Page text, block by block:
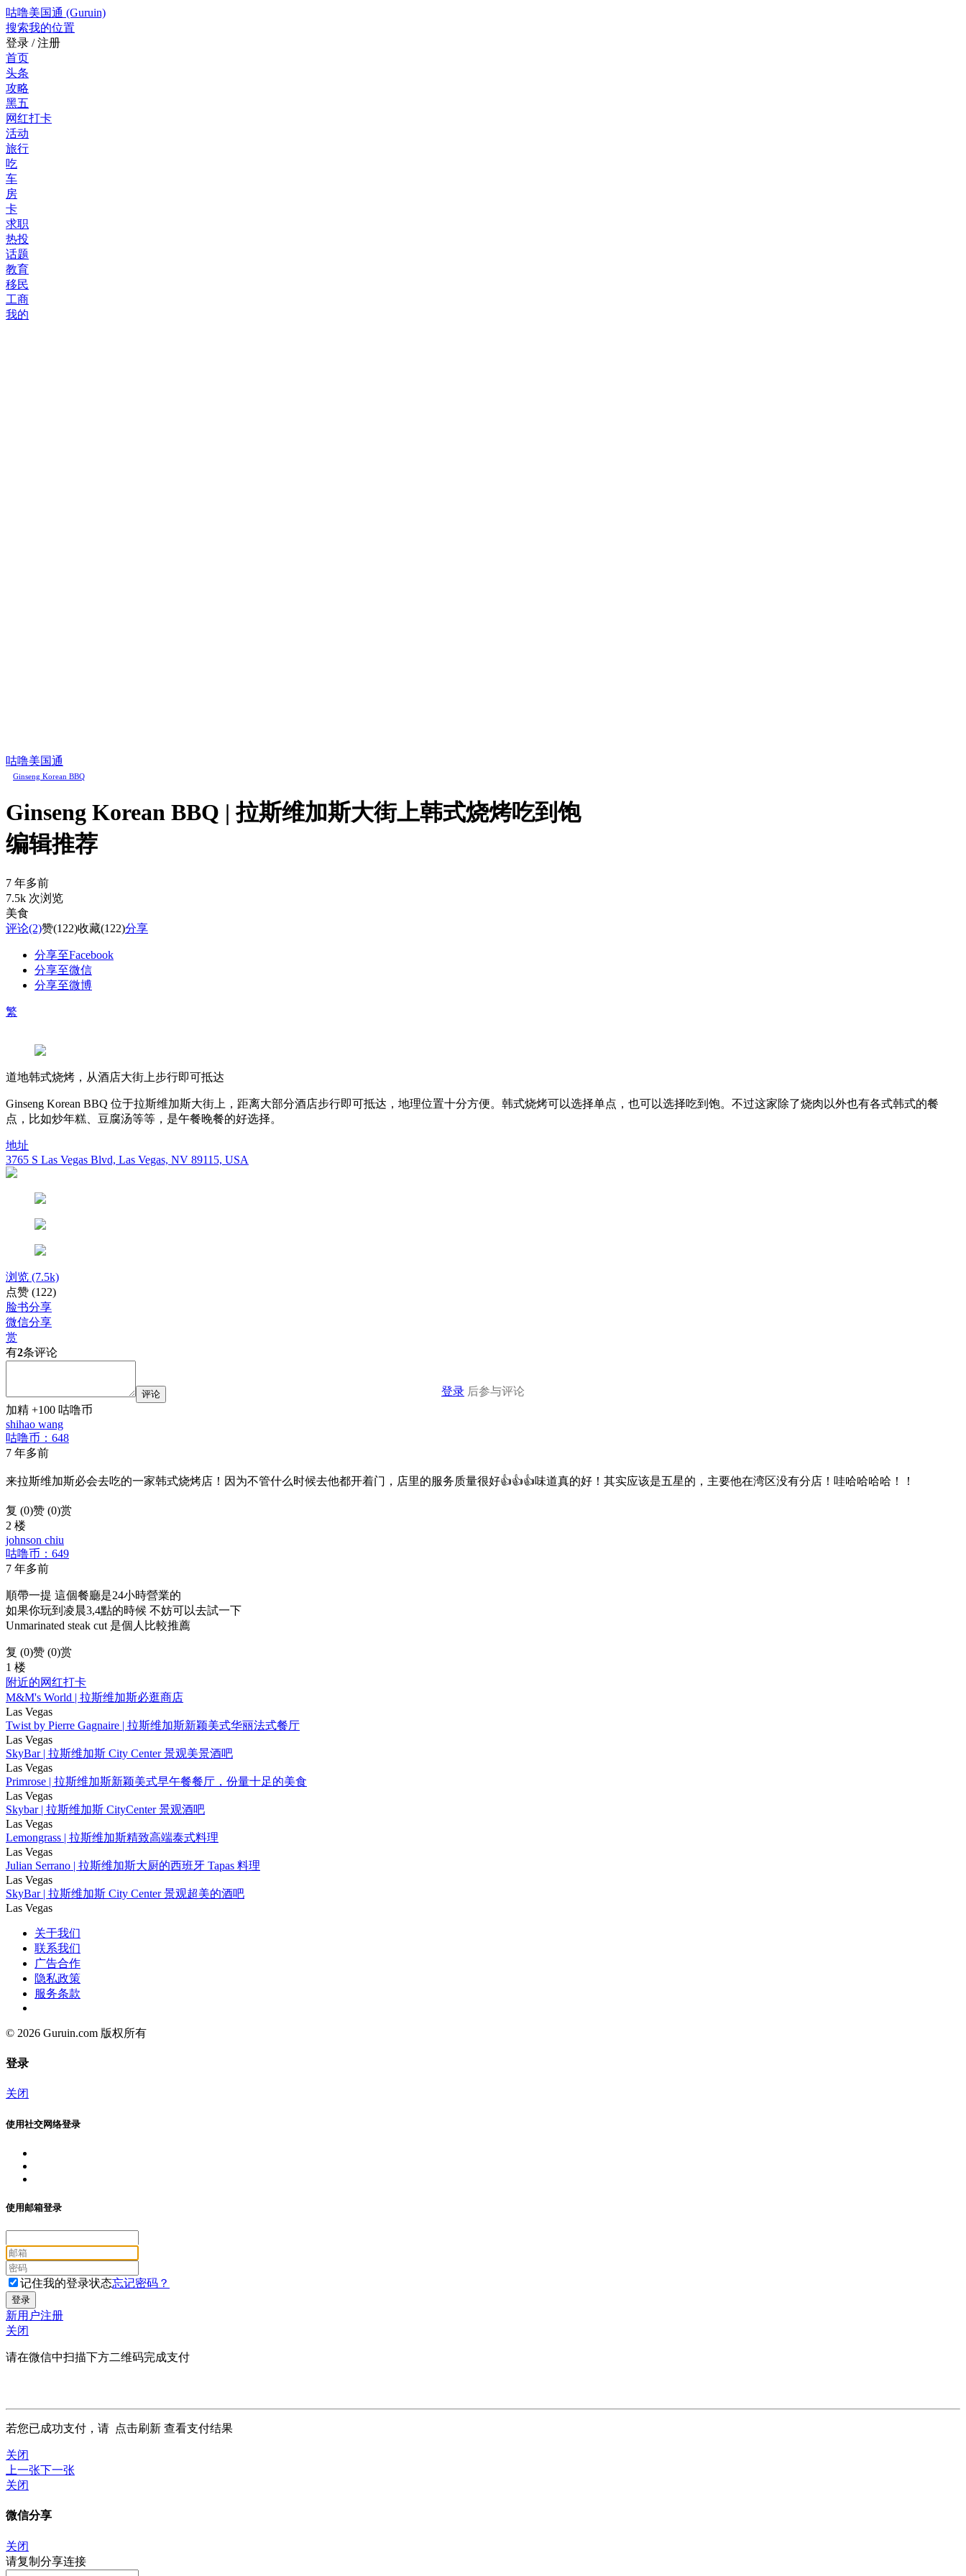
咕噜美国通 (Guruin)
搜索我的位置
登录 / 注册
首页
头条
攻略
黑五
网红打卡
活动
旅行
吃
车
房
卡
求职
热投
话题
教育
移民
工商
我的
咕噜美国通
Ginseng Korean BBQ
Ginseng Korean BBQ | 拉斯维加斯大街上韩式烧烤吃到饱
编辑推荐
7 年多前
7.5k 次浏览
美食
评论(2)赞(122)收藏(122)分享
分享至Facebook
分享至微信
分享至微博
繁
道地韩式烧烤，从酒店大街上步行即可抵达
Ginseng Korean BBQ 位于拉斯维加斯大街上，距离大部分酒店步行即可抵达，地理位置十分方便。韩式烧烤可以选择单点，也可以选择吃到饱。不过这家除了烧肉以外也有各式韩式的餐
点，比如炒年糕、豆腐汤等等，是午餐晚餐的好选择。
地址
3765 S Las Vegas Blvd, Las Vegas, NV 89115, USA
浏览 (7.5k)
点赞 (122)
脸书分享
微信分享
赏
有2条评论
登录 后参与评论
评论
加精 +100 咕噜币
shihao wang
咕噜币：648
7 年多前
来拉斯维加斯必会去吃的一家韩式烧烤店！因为不管什么时候去他都开着门，店里的服务质量很好👍👍👍味道真的好！其实应该是五星的，主要他在湾区没有分店！哇哈哈哈哈！！
复 (0)赞 (0)赏
2 楼
johnson chiu
咕噜币：649
7 年多前
順帶一提 這個餐廳是24小時營業的
如果你玩到凌晨3,4點的時候 不妨可以去試一下
Unmarinated steak cut 是個人比較推薦
复 (0)赞 (0)赏
1 楼
附近的网红打卡
M&M's World | 拉斯维加斯必逛商店
Las Vegas
Twist by Pierre Gagnaire | 拉斯维加斯新颖美式华丽法式餐厅
Las Vegas
SkyBar | 拉斯维加斯 City Center 景观美景酒吧
Las Vegas
Primrose | 拉斯维加斯新颖美式早午餐餐厅，份量十足的美食
Las Vegas
Skybar | 拉斯维加斯 CityCenter 景观酒吧
Las Vegas
Lemongrass | 拉斯维加斯精致高端泰式料理
Las Vegas
Julian Serrano | 拉斯维加斯大厨的西班牙 Tapas 料理
Las Vegas
SkyBar | 拉斯维加斯 City Center 景观超美的酒吧
Las Vegas
关于我们
联系我们
广告合作
隐私政策
服务条款
© 2026 Guruin.com 版权所有
登录
关闭
使用社交网络登录
使用邮箱登录
记住我的登录状态忘记密码？
新用户注册
关闭
请在微信中扫描下方二维码完成支付
若您已成功支付，请 点击刷新 查看支付结果
关闭
上一张下一张
关闭
微信分享
关闭
请复制分享连接